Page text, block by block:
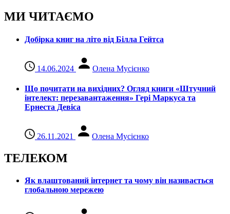
МИ ЧИТАЄМО
Добірка книг на літо від Білла Гейтса
14.06.2024 Олена Мусієнко
Що почитати на вихідних? Огляд книги «Штучний
інтелект: перезавантаження» Гері Маркуса та
Ернеста Девіса
26.11.2021 Олена Мусієнко
ТЕЛЕКОМ
Як влаштований інтернет та чому він називається
глобальною мережею